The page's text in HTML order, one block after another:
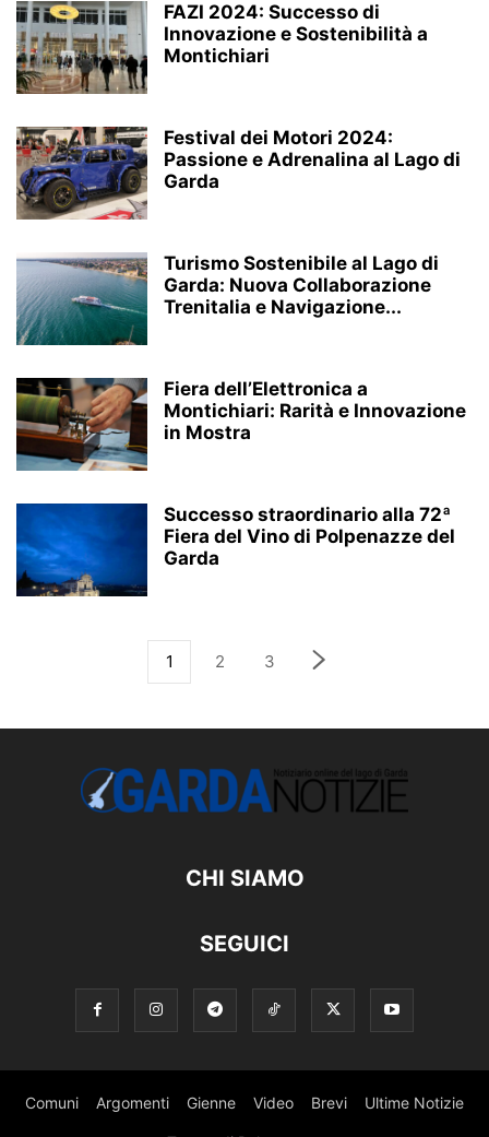
FAZI 2024: Successo di
Innovazione e Sostenibilità a
Montichiari
Festival dei Motori 2024:
Passione e Adrenalina al Lago di
Garda
Turismo Sostenibile al Lago di
Garda: Nuova Collaborazione
Trenitalia e Navigazione...
Fiera dell’Elettronica a
Montichiari: Rarità e Innovazione
in Mostra
Successo straordinario alla 72ª
Fiera del Vino di Polpenazze del
Garda
1 2 3
CHI SIAMO
SEGUICI
Comuni Argomenti Gienne Video Brevi Ultime Notizie